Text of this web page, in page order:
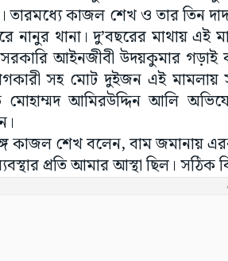
তারমধ্যে কাজল শেখ ও তার তিন
নানুর থানা। দু’বছরের মাথায় এই
সরকারি আইনজীবী উদয়কুমার
সহ মোট দুইজন এই মামলায়
মোহাম্মদ আমিরউদ্দিন আলি
কাজল শেখ বলেন, বাম জমানায়
প্রতি আমার আস্থা ছিল। সঠিক